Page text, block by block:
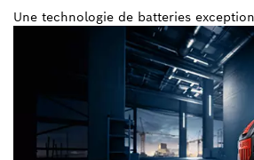
Une technologie de batteries